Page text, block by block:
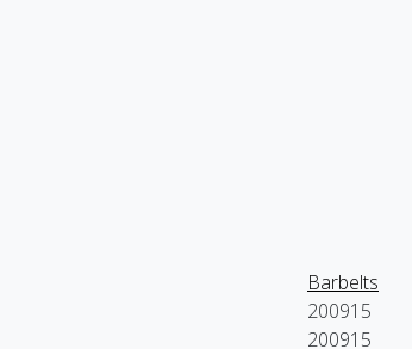
Barbelts
200915
200915